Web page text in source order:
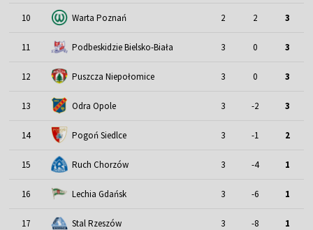
10 Warta Poznań 2 2 3
11 Podbeskidzie Bielsko-Biała 3 0 3
12 Puszcza Niepołomice 3 0 3
13 Odra Opole 3 -2 3
14 Pogoń Siedlce 3 -1 2
15 Ruch Chorzów 3 -4 1
16 Lechia Gdańsk 3 -6 1
17 Stal Rzeszów 3 -8 1